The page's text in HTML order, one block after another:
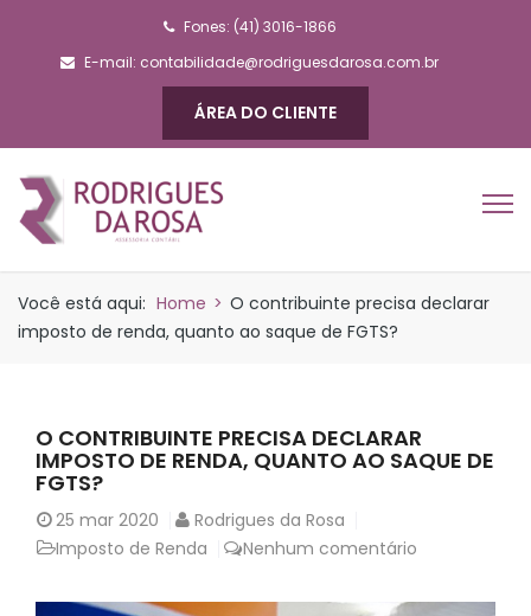
Fones: (41) 3016-1866
E-mail: contabilidade@rodriguesdarosa.com.br
ÁREA DO CLIENTE
Você está aqui: Home > O contribuinte precisa declarar
imposto de renda, quanto ao saque de FGTS?
O CONTRIBUINTE PRECISA DECLARAR
IMPOSTO DE RENDA, QUANTO AO SAQUE DE
FGTS?
25 mar 2020
Rodrigues da Rosa
Imposto de Renda
Nenhum comentário